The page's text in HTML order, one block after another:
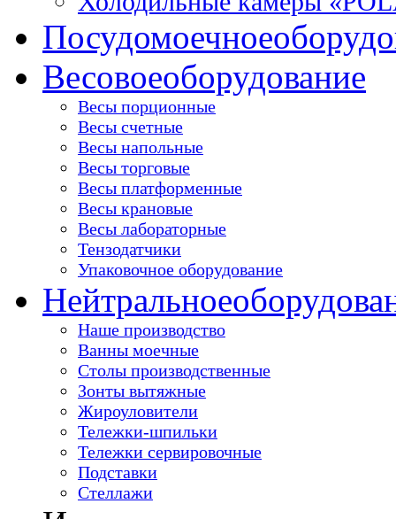
Посудомоечное
Весовоеоборудование
Весы порционные
Весы счетные
Весы напольные
Весы торговые
Весы платформенные
Весы крановые
Весы лабораторные
Тензодатчики
Упаковочное оборудование
Нейтральное
Наше производство
Ванны моечные
Столы производственные
Зонты вытяжные
Жироуловители
Тележки-шпильки
Тележки сервировочные
Подставки
Стеллажи